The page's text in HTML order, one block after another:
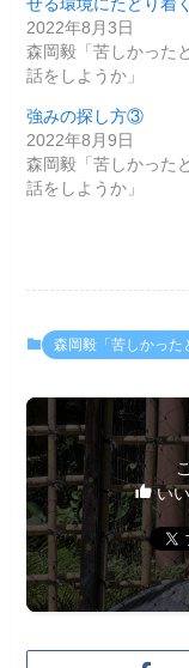
2022年8月3日
森岡毅「苦しかった
話をしようか」
強みの探し方③
2022年8月9日
森岡毅「苦しかった
話をしようか」
森岡毅「苦しかった
い